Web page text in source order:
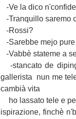
-Ve la dico
-Tranquillo saremo
-Rossi?
-Sarebbe mejo
-Vabbè stateme a
-stancato de
gallerista nun me
cambià vita
ho lassato tele e
ispirazione, finchè